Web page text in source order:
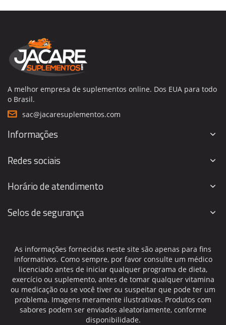
A melhor empresa de suplementos online. Dos EUA para todo
o Brasil.
sac@jacaresuplementos.com
Informações
Redes sociais
Horário de atendimento
Selos de segurança
As informações fornecidas neste site são apenas para fins
informativos. Como sempre, por favor consulte um médico
licenciado antes de iniciar qualquer programa de dieta,
exercício ou suplemento, antes de tomar qualquer vitamina
ou medicação ou se você tiver ou suspeitar que pode ter um
problema. Imagens meramente ilustrativas. Produtos com
sabores podem ser enviados aleatoriamente, conforme
disponibilidade.